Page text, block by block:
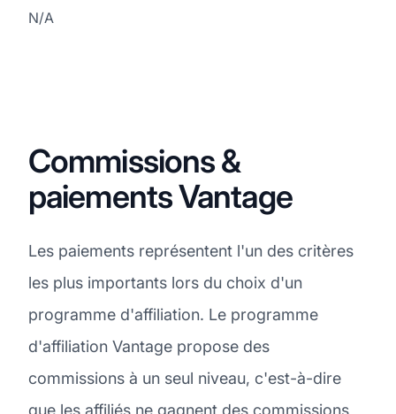
N/A
Commissions &
paiements Vantage
Les paiements représentent l'un des critères
les plus importants lors du choix d'un
programme d'affiliation. Le programme
d'affiliation Vantage propose des
commissions à un seul niveau, c'est-à-dire
que les affiliés ne gagnent des commissions